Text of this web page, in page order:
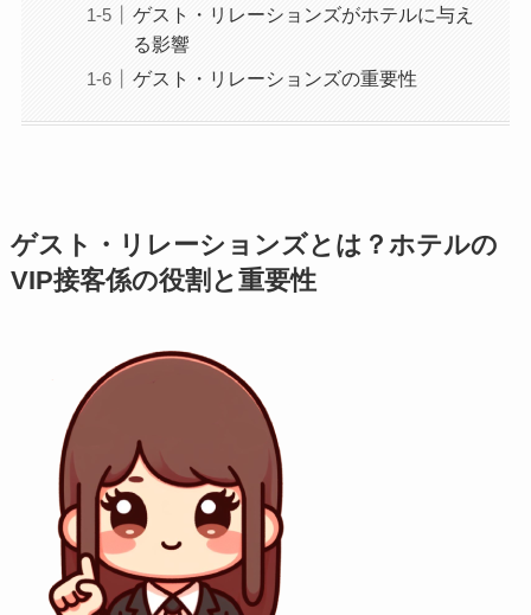
ゲスト・リレーションズがホテルに与え
る影響
ゲスト・リレーションズの重要性
ゲスト・リレーションズとは？ホテルの
VIP接客係の役割と重要性